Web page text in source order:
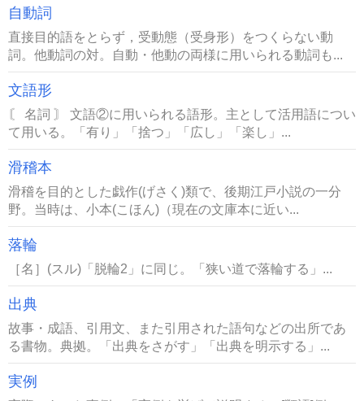
自動詞
直接目的語をとらず，受動態（受身形）をつくらない動
詞。他動詞の対。自動・他動の両様に用いられる動詞も...
文語形
〘 名詞 〙 文語②に用いられる語形。主として活用語につい
て用いる。「有り」「捨つ」「広し」「楽し」...
滑稽本
滑稽を目的とした戯作(げさく)類で、後期江戸小説の一分
野。当時は、小本(こほん)（現在の文庫本に近い...
落輪
［名］(スル)「脱輪2」に同じ。「狭い道で落輪する」...
出典
故事・成語、引用文、また引用された語句などの出所であ
る書物。典拠。「出典をさがす」「出典を明示する」...
実例